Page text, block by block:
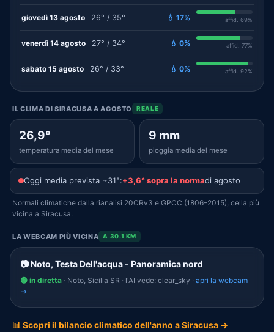
giovedì 13 agosto 26° / 35° 💧 17% affid. 69%
venerdì 14 agosto 27° / 34° 💧 0% affid. 77%
sabato 15 agosto 26° / 33° 💧 0% affid. 92%
IL CLIMA DI SIRACUSA A AGOSTO REALE
26,9°
temperatura media del mese
9 mm
pioggia media del mese
Oggi media prevista ~31°:+3,6° sopra la normadi agosto
Normali climatiche dalla rianalisi 20CRv3 e GPCC (1806–2015), cella più
vicina a Siracusa.
LA WEBCAM PIÙ VICINA A 30.1 KM
📷 Noto, Testa Dell'acqua - Panoramica nord
🟢 in diretta · Noto, Sicilia SR · l'AI vede: clear_sky · apri la webcam
→
📊 Scopri il bilancio climatico dell'anno a Siracusa →